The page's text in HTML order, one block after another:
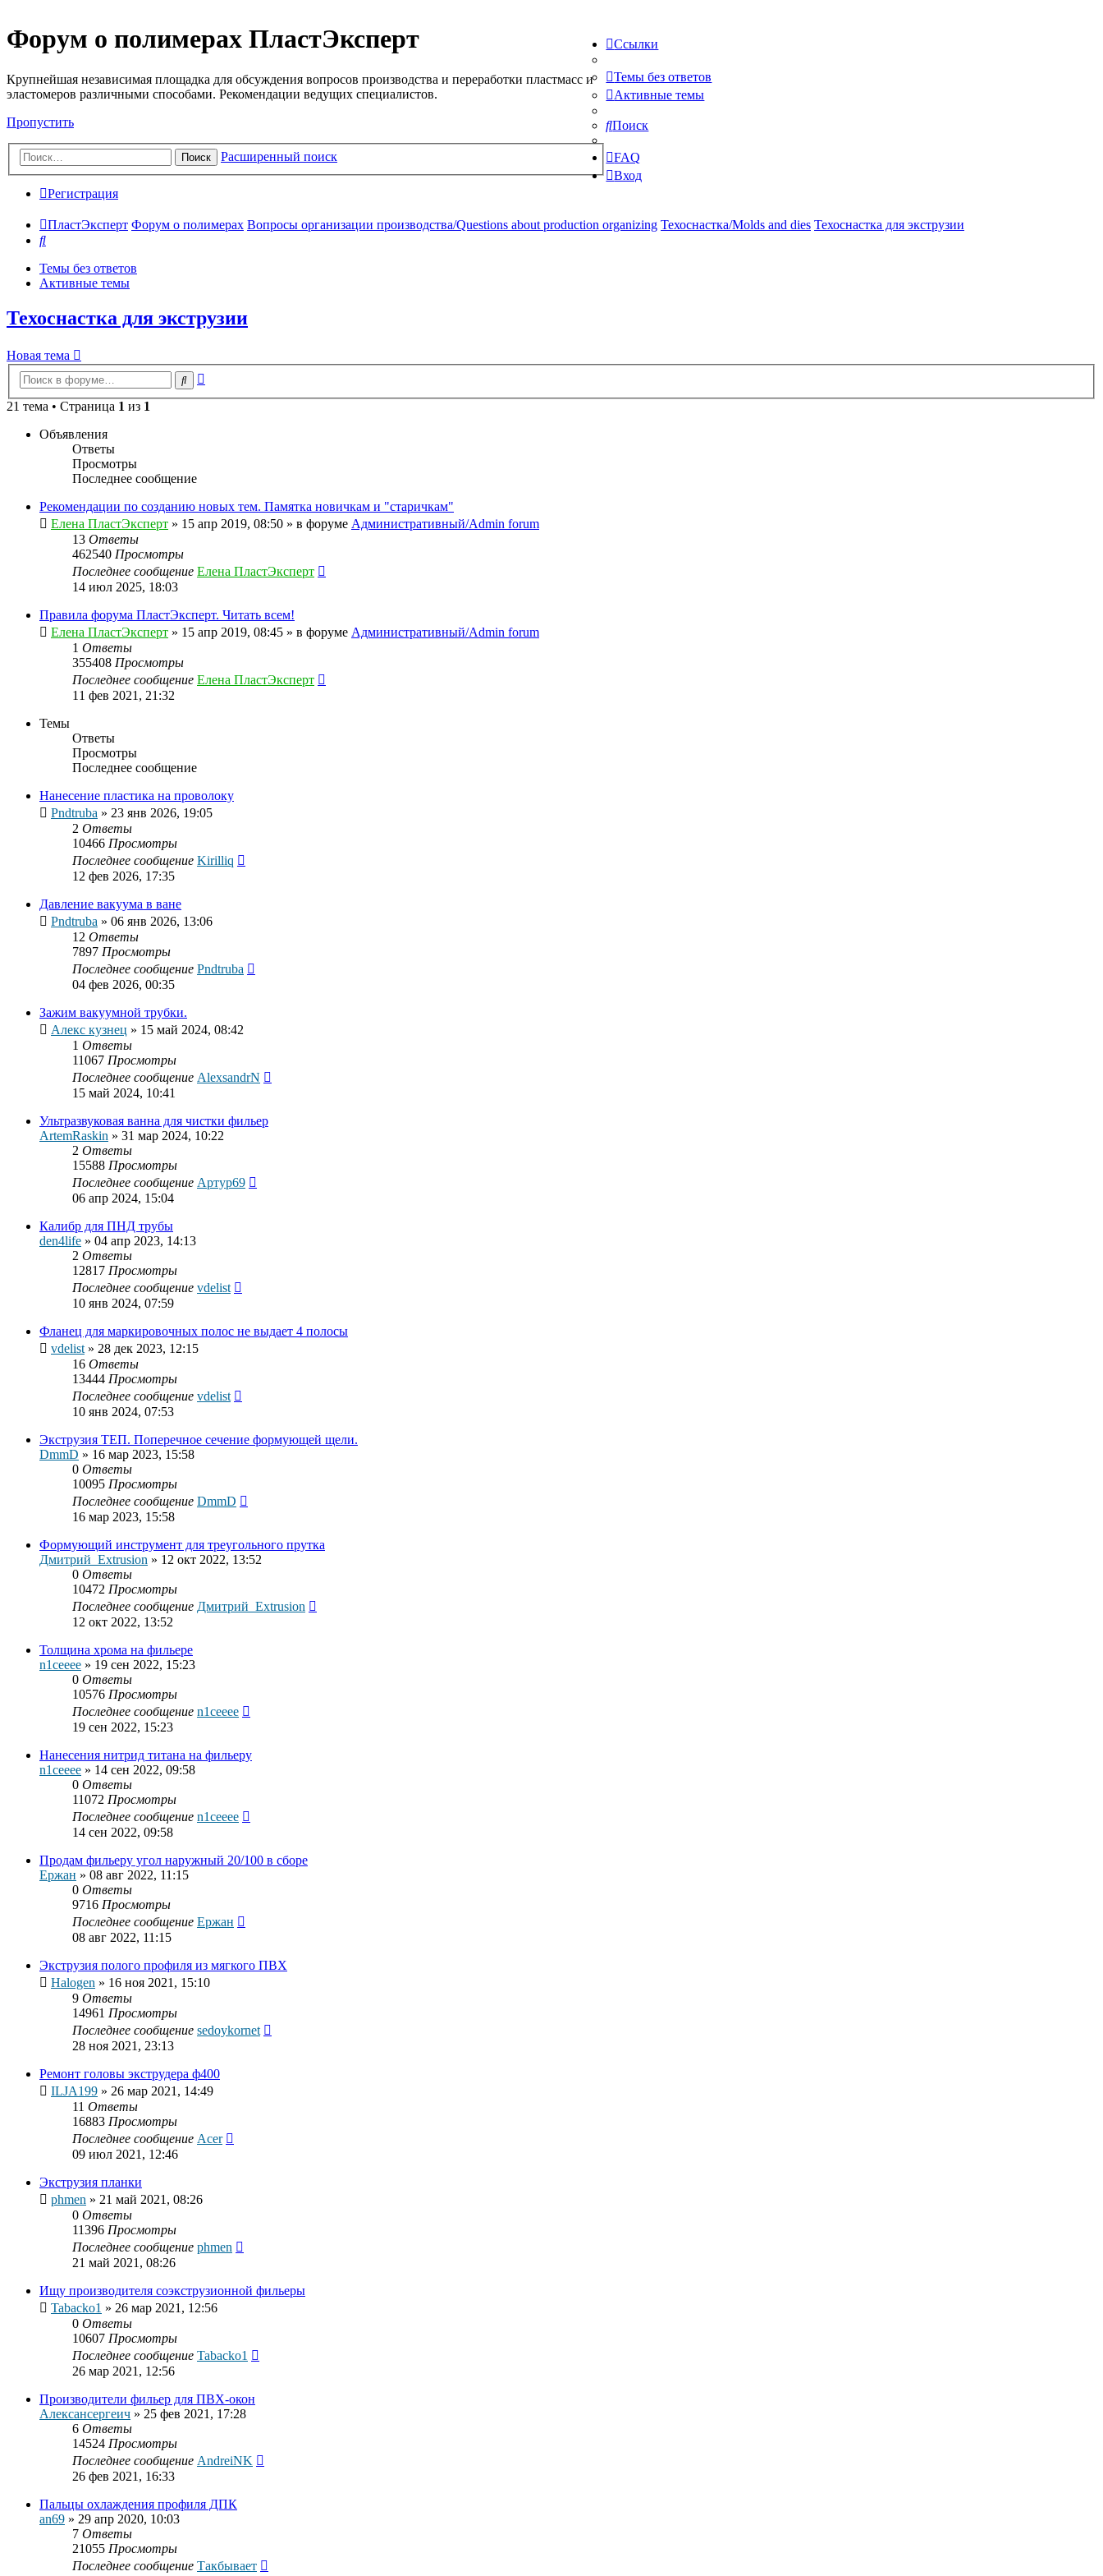
Форум о полимерах ПластЭксперт
Крупнейшая независимая площадка для обсуждения вопросов производства и переработки пластмасс и
эластомеров различными способами. Рекомендации ведущих специалистов.
Пропустить
Поиск Расширенный поиск
Ссылки
Темы без ответов
Активные темы
Поиск
FAQ
Вход
Регистрация
ПластЭксперт Форум о полимерах Вопросы организации производства/Questions about production organizing Техоснастка/Molds and dies Техоснастка для экструзии
Поиск
Темы без ответов
Активные темы
Техоснастка для экструзии
Новая тема
Поиск
21 тема • Страница 1 из 1
Объявления
Ответы
Просмотры
Последнее сообщение
Рекомендации по созданию новых тем. Памятка новичкам и "старичкам"
Елена ПластЭксперт » 15 апр 2019, 08:50 » в форуме Административный/Admin forum
13 Ответы
462540 Просмотры
Последнее сообщение Елена ПластЭксперт
14 июл 2025, 18:03
Правила форума ПластЭксперт. Читать всем!
Елена ПластЭксперт » 15 апр 2019, 08:45 » в форуме Административный/Admin forum
1 Ответы
355408 Просмотры
Последнее сообщение Елена ПластЭксперт
11 фев 2021, 21:32
Темы
Ответы
Просмотры
Последнее сообщение
Нанесение пластика на проволоку
Pndtruba » 23 янв 2026, 19:05
2 Ответы
10466 Просмотры
Последнее сообщение Kirilliq
12 фев 2026, 17:35
Давление вакуума в ване
Pndtruba » 06 янв 2026, 13:06
12 Ответы
7897 Просмотры
Последнее сообщение Pndtruba
04 фев 2026, 00:35
Зажим вакуумной трубки.
Алекс кузнец » 15 май 2024, 08:42
1 Ответы
11067 Просмотры
Последнее сообщение AlexsandrN
15 май 2024, 10:41
Ультразвуковая ванна для чистки фильер
ArtemRaskin » 31 мар 2024, 10:22
2 Ответы
15588 Просмотры
Последнее сообщение Артур69
06 апр 2024, 15:04
Калибр для ПНД трубы
den4life » 04 апр 2023, 14:13
2 Ответы
12817 Просмотры
Последнее сообщение vdelist
10 янв 2024, 07:59
Фланец для маркировочных полос не выдает 4 полосы
vdelist» 28 дек 2023, 12:15
16 Ответы
13444 Просмотры
Последнее сообщение vdelist
10 янв 2024, 07:53
Экструзия ТЕП. Поперечное сечение формующей щели.
DmmD » 16 мар 2023, 15:58
0 Ответы
10095 Просмотры
Последнее сообщение DmmD
16 мар 2023, 15:58
Формующий инструмент для треугольного прутка
Дмитрий_Extrusion » 12 окт 2022, 13:52
0 Ответы
10472 Просмотры
Последнее сообщение Дмитрий_Extrusion
12 окт 2022, 13:52
Толщина хрома на фильере
n1ceeee » 19 сен 2022, 15:23
0 Ответы
10576 Просмотры
Последнее сообщение n1ceeee
19 сен 2022, 15:23
Нанесения нитрид титана на фильеру
n1ceeee » 14 сен 2022, 09:58
0 Ответы
11072 Просмотры
Последнее сообщение n1ceeee
14 сен 2022, 09:58
Продам фильеру угол наружный 20/100 в сборе
Ержан » 08 авг 2022, 11:15
0 Ответы
9716 Просмотры
Последнее сообщение Ержан
08 авг 2022, 11:15
Экструзия полого профиля из мягкого ПВХ
Halogen » 16 ноя 2021, 15:10
9 Ответы
14961 Просмотры
Последнее сообщение sedoykornet
28 ноя 2021, 23:13
Ремонт головы экструдера ф400
ILJA199 » 26 мар 2021, 14:49
11 Ответы
16883 Просмотры
Последнее сообщение Acer
09 июл 2021, 12:46
Экструзия планки
phmen » 21 май 2021, 08:26
0 Ответы
11396 Просмотры
Последнее сообщение phmen
21 май 2021, 08:26
Ищу производителя соэкструзионной фильеры
Tabacko1 » 26 мар 2021, 12:56
0 Ответы
10607 Просмотры
Последнее сообщение Tabacko1
26 мар 2021, 12:56
Производители фильер для ПВХ-окон
Алексансергеич » 25 фев 2021, 17:28
6 Ответы
14524 Просмотры
Последнее сообщение AndreiNK
26 фев 2021, 16:33
Пальцы охлаждения профиля ДПК
an69 » 29 апр 2020, 10:03
7 Ответы
21055 Просмотры
Последнее сообщение Такбывает